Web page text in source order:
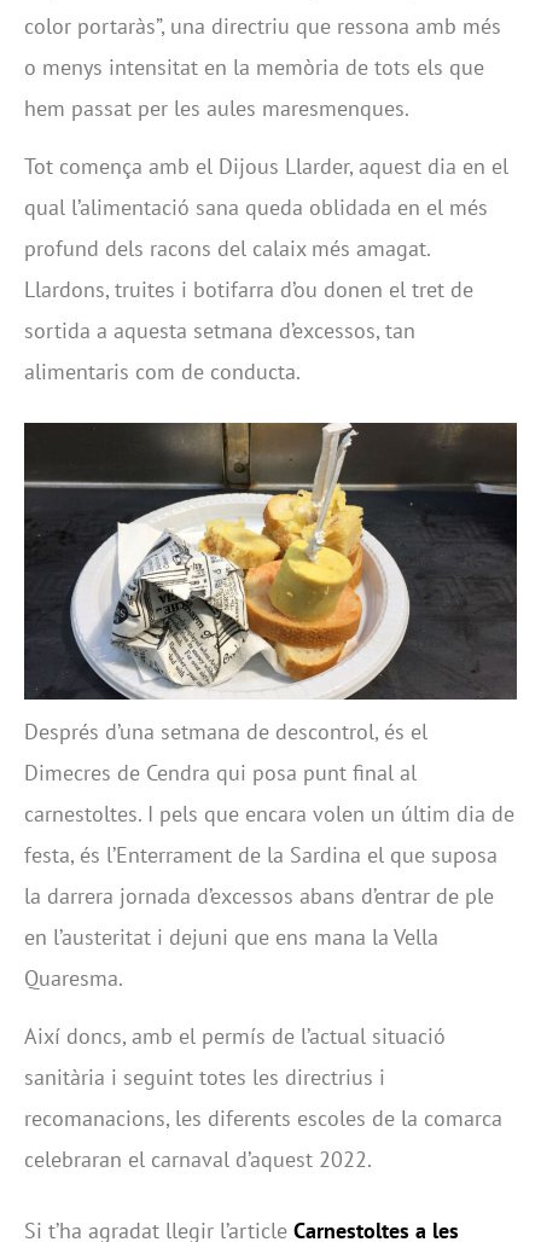
color portaràs”, una directriu que ressona amb més
o menys intensitat en la memòria de tots els que
hem passat per les aules maresmenques.
Tot comença amb el Dijous Llarder, aquest dia en el
qual l’alimentació sana queda oblidada en el més
profund dels racons del calaix més amagat.
Llardons, truites i botifarra d’ou donen el tret de
sortida a aquesta setmana d’excessos, tan
alimentaris com de conducta.
Després d’una setmana de descontrol, és el
Dimecres de Cendra qui posa punt final al
carnestoltes. I pels que encara volen un últim dia de
festa, és l’Enterrament de la Sardina el que suposa
la darrera jornada d’excessos abans d’entrar de ple
en l’austeritat i dejuni que ens mana la Vella
Quaresma.
Així doncs, amb el permís de l’actual situació
sanitària i seguint totes les directrius i
recomanacions, les diferents escoles de la comarca
celebraran el carnaval d’aquest 2022.
Si t’ha agradat llegir l’article Carnestoltes a les